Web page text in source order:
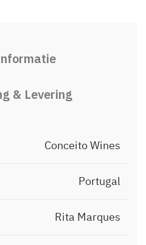
& Levering
Conceito Wines
Portugal
Rita Marques